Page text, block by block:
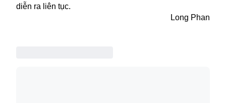
diễn ra liên tục.
Long Phan